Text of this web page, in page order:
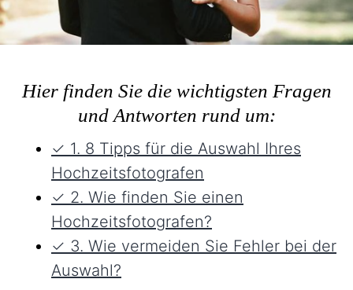
Hier finden Sie die wichtigsten Fragen
und Antworten rund um:
✓ 1. 8 Tipps für die Auswahl Ihres
Hochzeitsfotografen
✓ 2. Wie finden Sie einen
Hochzeitsfotografen?
✓ 3. Wie vermeiden Sie Fehler bei der
Auswahl?